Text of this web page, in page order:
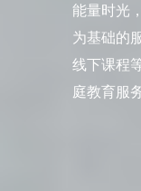
能量时光
为基础的
线下课程
庭教育服务